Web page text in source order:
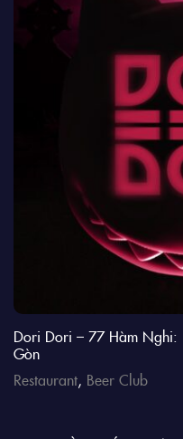
Dori Dori – 77 Hàm Nghi:
Gòn
Restaurant, Beer Club